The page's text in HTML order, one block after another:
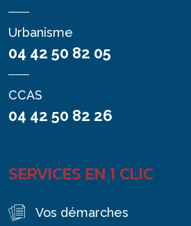
Urbanisme
04 42 50 82 05
CCAS
04 42 50 82 26
SERVICES EN 1 CLIC
Vos démarches